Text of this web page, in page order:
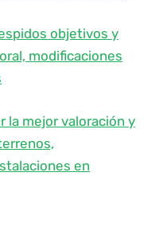
objetivos y
modificaciones
la mejor valoración y
en